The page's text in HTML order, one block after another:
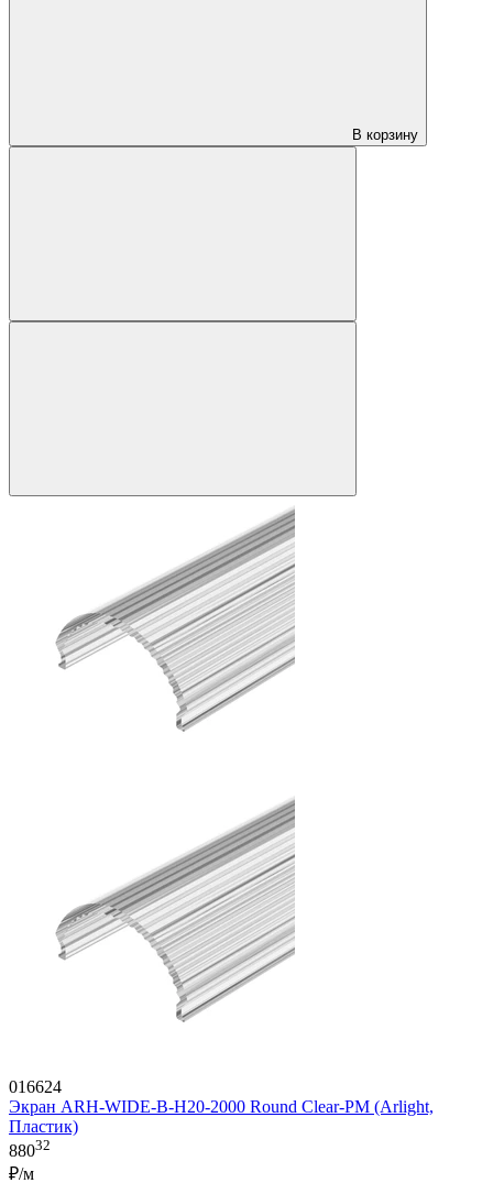
В корзину
016624
Экран ARH-WIDE-B-H20-2000 Round Clear-PM (Arlight,
Пластик)
88032
₽/м